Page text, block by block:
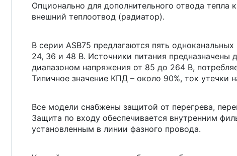
Опционально для дополнительного отвода
внешний теплоотвод (радиатор).
В серии ASB75 предлагаются пять
24, 36 и 48 В. Источники питания
диапазоном напряжения от 85 до 264 В,
Типичное значение КПД – около 90%, ток утечки
Все модели снабжены защитой от перегрева,
Защита по входу обеспечивается внутренним
установленным в линии фазного провода.